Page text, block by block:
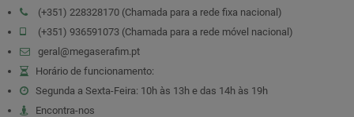
(+351) 228328170 (Chamada para a rede fixa nacional)
(+351) 936591073 (Chamada para a rede móvel nacional)
geral@megaserafim.pt
Horário de funcionamento:
Segunda a Sexta-Feira: 10h às 13h e das 14h às 19h
Encontra-nos